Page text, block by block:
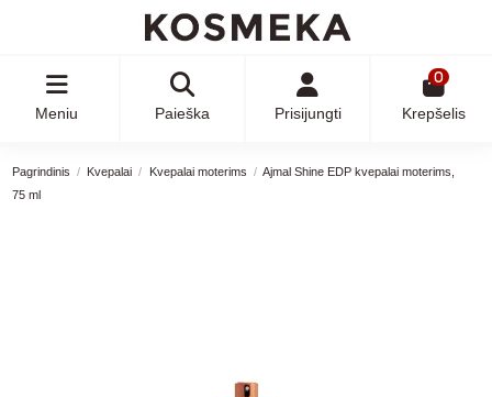
Meniu Paieška Prisijungti
0
Krepšelis
Pagrindinis Kvepalai Kvepalai moterims
Ajmal Shine EDP kvepalai moterims,
75 ml